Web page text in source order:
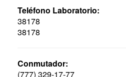
Teléfono Laboratorio:
38178
38178
Conmutador:
(777) 329-17-77